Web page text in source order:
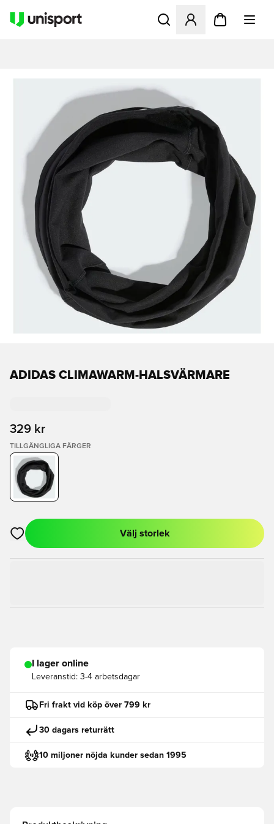
Öppnar en Modal för att
ADIDAS CLIMAWARM-HALSVÄRMARE
329 kr
TILLGÄNGLIGA FÄRGER
Öppnar en Modal för att logga in eller registrera dig som
Välj storlek
I lager online
Leveranstid: 3-4 arbetsdagar
Fri frakt vid köp över 799 kr
30 dagars returrätt
10 miljoner nöjda kunder sedan 1995